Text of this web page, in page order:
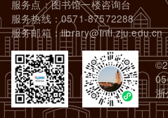
服务点：图书馆一楼咨询台
服务热线：0571-87572288
服务邮箱：library@intl.zju.edu.cn
浙